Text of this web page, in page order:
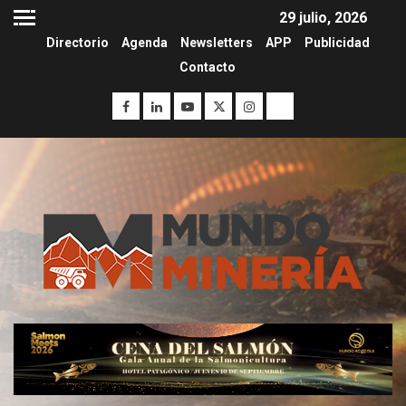
29 julio, 2026
Directorio Agenda Newsletters APP
Publicidad
Contacto
3 I+D
PIB minero impacta el
crecimiento regional: Banco
Central reporta resultados
dispares en el primer
trimestre
4 I+D